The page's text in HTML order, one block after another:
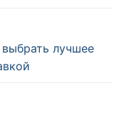
лучшее